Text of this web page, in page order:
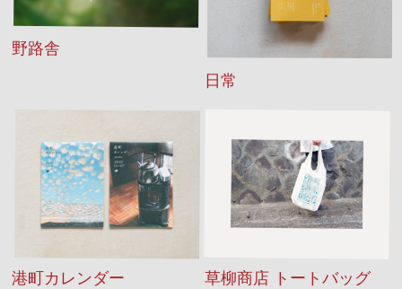
野路舎
日常
港町カレンダー 草柳商店 トートバッグ